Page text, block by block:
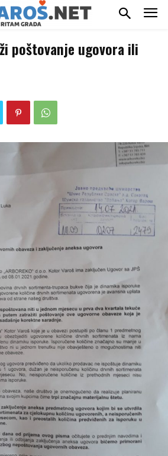
poštovanje ugovora ili